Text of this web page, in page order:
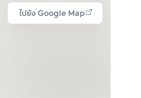
ไปยัง Google Map